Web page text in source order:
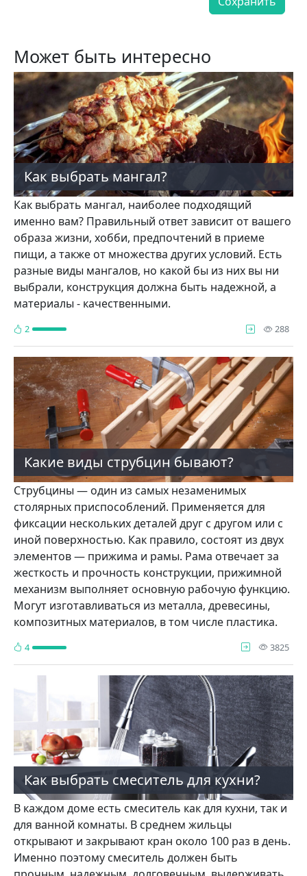
Может быть интересно
Как выбрать мангал?
Как выбрать мангал, наиболее подходящий
именно вам? Правильный ответ зависит от вашего
образа жизни, хобби, предпочтений в приеме
пищи, а также от множества других условий. Есть
разные виды мангалов, но какой бы из них вы ни
выбрали, конструкция должна быть надежной, а
материалы - качественными.
2 288
Какие виды струбцин бывают?
Струбцины — один из самых незаменимых
столярных приспособлений. Применяется для
фиксации нескольких деталей друг с другом или с
иной поверхностью. Как правило, состоят из двух
элементов — прижима и рамы. Рама отвечает за
жесткость и прочность конструкции, прижимной
механизм выполняет основную рабочую функцию.
Могут изготавливаться из металла, древесины,
композитных материалов, в том числе пластика.
4 3825
Как выбрать смеситель для кухни?
В каждом доме есть смеситель как для кухни, так и
для ванной комнаты. В среднем жильцы
открывают и закрывают кран около 100 раз в день.
Именно поэтому смеситель должен быть